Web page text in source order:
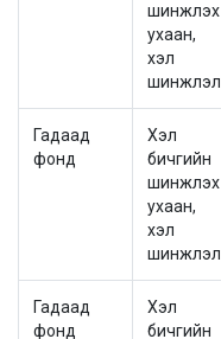
шинжлэх
ухаан,
хэл
шинжлэл
Гадаад
фонд
Хэл
бичгийн
шинжлэх
ухаан,
хэл
шинжлэл
Гадаад
фонд
Хэл
бичгийн